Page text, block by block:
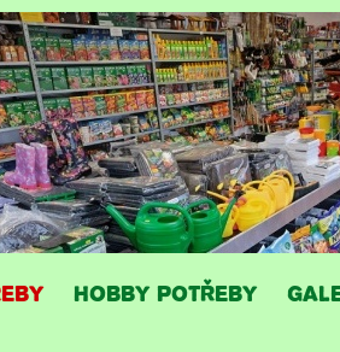
HOBBY POTŘEBY